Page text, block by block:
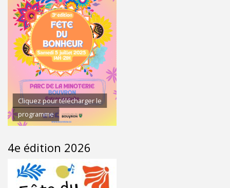
Cliquez pour télécharger le
programme
4e édition 2026